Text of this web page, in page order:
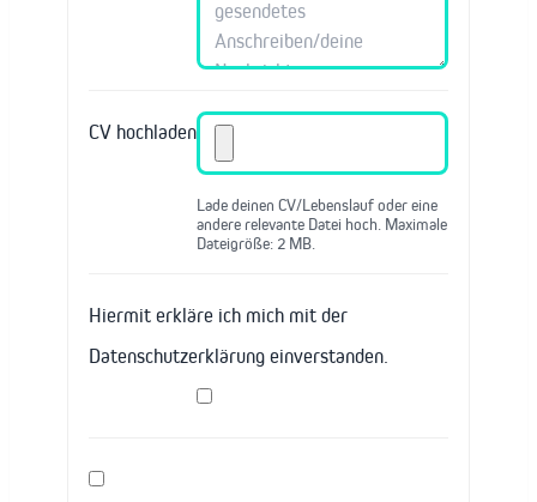
CV hochladen
Lade deinen CV/Lebenslauf oder eine
andere relevante Datei hoch. Maximale
Dateigröße: 2 MB.
Hiermit erkläre ich mich mit der
Datenschutzerklärung einverstanden.